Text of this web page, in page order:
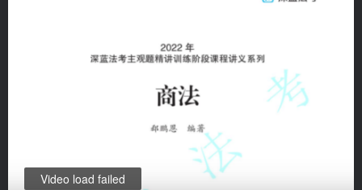
Video load failed